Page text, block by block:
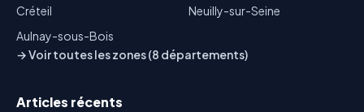
Créteil
Aulnay-sous-Bois
Neuilly-sur-Seine
→ Voir toutes les zones (8 départements)
Articles récents